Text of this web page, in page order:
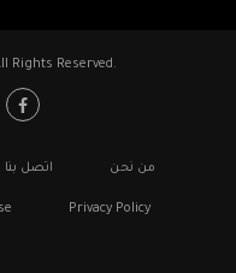
Rights Reserved.
Social Media
Footerمن نحن اتصل بنا
Privacy Policy